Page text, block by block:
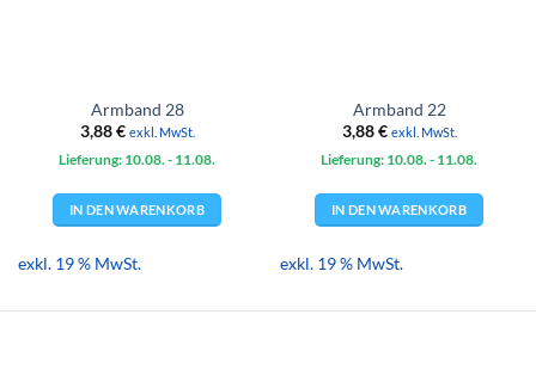
Armband 28
3,88€ exkl. MwSt.
Lieferung: 10.08. - 11.08.
IN DEN WARENKORB
exkl. 19 % MwSt.
Armband 22
3,88€ exkl. MwSt.
Lieferung: 10.08. - 11.08.
IN DEN WARENKORB
exkl. 19 % MwSt.